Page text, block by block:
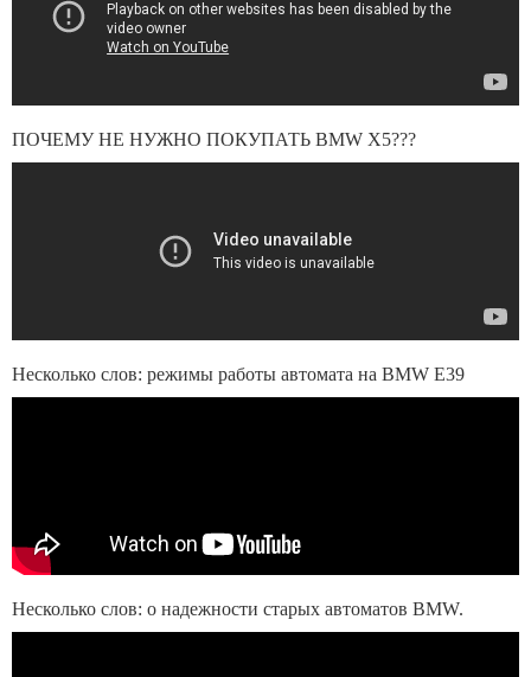
ПОЧЕМУ НЕ НУЖНО ПОКУПАТЬ BMW X5???
Несколько слов: режимы работы автомата на BMW E39
Несколько слов: о надежности старых автоматов BMW.